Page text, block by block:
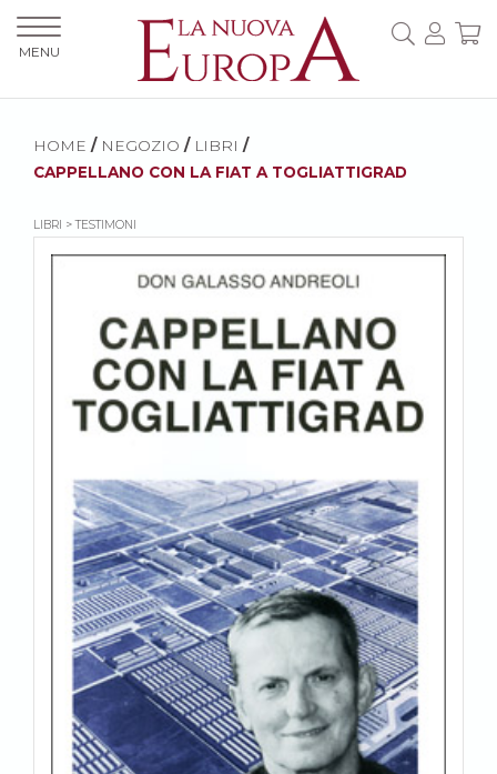
HOME / NEGOZIO / LIBRI /
CAPPELLANO CON LA FIAT A TOGLIATTIGRAD
LIBRI > TESTIMONI
MENU